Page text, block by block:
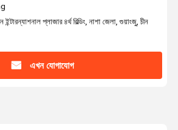
প্লাজার ৪র্থ বিল্ডিং, নাশা জেলা, গুয়াংজু, চীন
এখন যোগাযোগ